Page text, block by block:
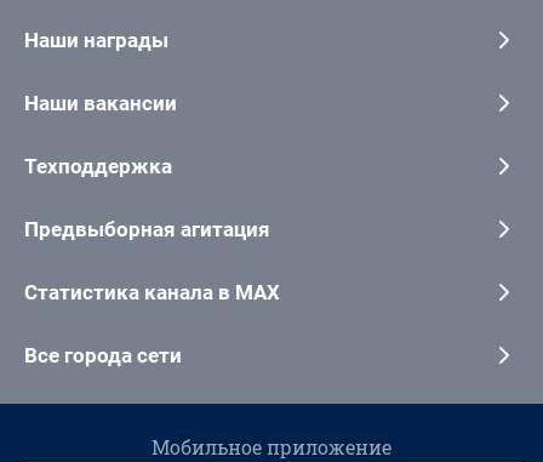
Наши награды
Наши вакансии
Техподдержка
Предвыборная агитация
Статистика канала в MAX
Все города сети
Мобильное приложение